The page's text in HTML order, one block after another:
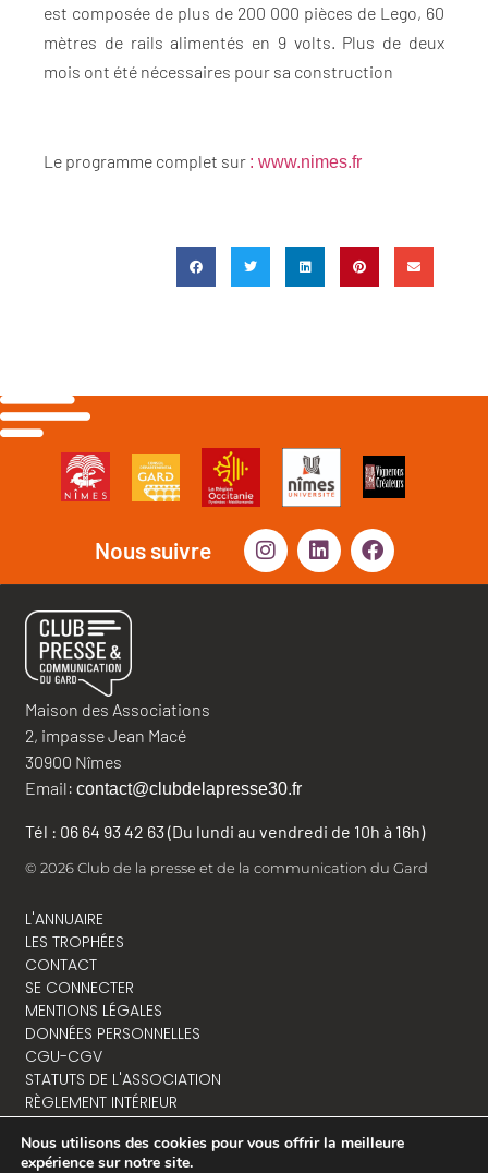
est composée de plus de 200 000 pièces de Lego, 60
mètres de rails alimentés en 9 volts. Plus de deux
mois ont été nécessaires pour sa construction
Le programme complet sur : www.nimes.fr
Nous suivre
Maison des Associations
2, impasse Jean Macé
30900 Nîmes
Email: contact@clubdelapresse30.fr
Tél : 06 64 93 42 63 (Du lundi au vendredi de 10h à 16h)
© 2026 Club de la presse et de la communication du Gard
L'ANNUAIRE
LES TROPHÉES
CONTACT
SE CONNECTER
MENTIONS LÉGALES
DONNÉES PERSONNELLES
CGU-CGV
STATUTS DE L'ASSOCIATION
RÈGLEMENT INTÉRIEUR
Nous utilisons des cookies pour vous offrir la meilleure
expérience sur notre site.